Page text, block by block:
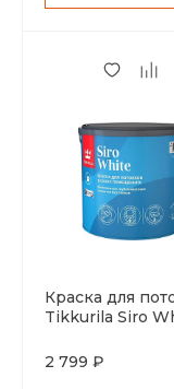
Краска для
Tikkurila Siro
белоснежная
2 799 ₽